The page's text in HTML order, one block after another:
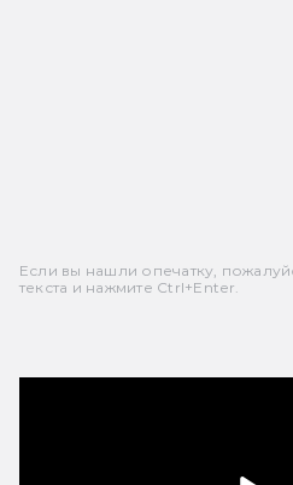
Если вы нашли опечатку,
текста и нажмите Ctrl+Enter.